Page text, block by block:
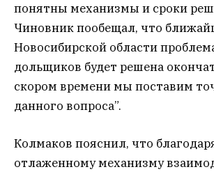
понятны механизмы и сроки
Чиновник пообещал, что
Новосибирской области
дольщиков будет решена
скором времени мы поставим
данного вопроса”.
Колмаков пояснил, что
отлаженному механизму